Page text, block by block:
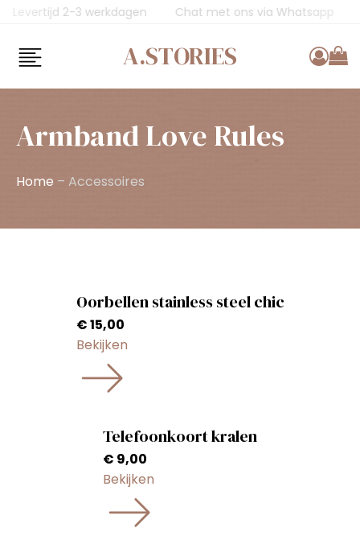
Levertijd 2-3 werkdagen Chat met ons via
A.STORIES
Armband Love Rules
Home – Accessoires
Oorbellen stainless steel chic
€15,00
Bekijken
Telefoonkoort kralen
€ 9,00
Bekijken